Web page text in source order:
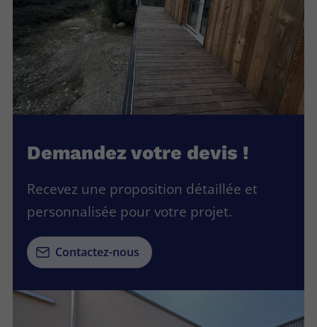
Demandez votre devis !
Recevez une proposition détaillée et
personnalisée pour votre projet.
Contactez-nous